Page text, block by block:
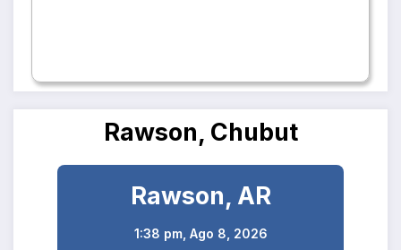
Rawson, Chubut
Rawson, AR
1:38 pm, Ago 8, 2026